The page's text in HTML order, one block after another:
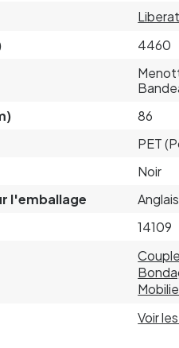
4460
86
PET
Noir
l'emballage
Anglais
14109
Voir